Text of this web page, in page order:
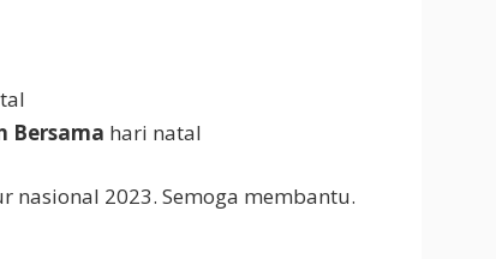
Bersama hari natal
2023. Semoga membantu.